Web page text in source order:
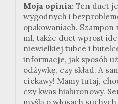
Moja opinia: Ten duet
wygodnych i
opakowaniach. Szampon
ml, także duet wprost
niewielkiej tubce i
informacje, jak sposób
odżywkę, czy skład. A
ciekawy! Mamy tutaj,
czy kwas hialuronowy.